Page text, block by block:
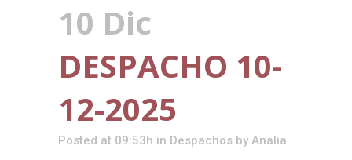
10 Dic
DESPACHO 10-
12-2025
Posted at 09:53h in Despachos by Analia